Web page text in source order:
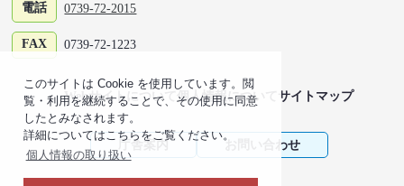
このサイトは Cookie を使用しています。閲
覧・利用を継続することで、その使用に同意
したとみなされます。
詳細についてはこちらをご覧ください。
個人情報の取り扱い
電話 0739-72-2015
FAX 0739-72-1223
Webサイトについて 個人情報について サイトマップ
庁舎案内 お問い合わせ